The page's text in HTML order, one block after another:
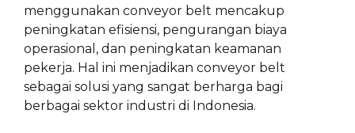
menggunakan conveyor belt mencakup
peningkatan efisiensi, pengurangan biaya
operasional, dan peningkatan keamanan
pekerja. Hal ini menjadikan conveyor belt
sebagai solusi yang sangat berharga bagi
berbagai sektor industri di Indonesia.